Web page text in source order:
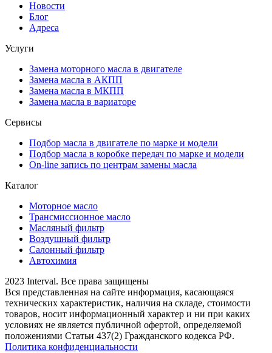
Новости
Блог
Адреса
Услуги
Замена моторного масла в двигателе
Замена масла в АКПП
Замена масла в МКПП
Замена масла в вариаторе
Сервисы
Подбор масла в двигателе по марке и модели
Подбор масла в коробке передач по марке и модели
On-line запись по центрам замены масла
Каталог
Моторное масло
Трансмиссионное масло
Масляный фильтр
Воздушный фильтр
Салонный фильтр
Автохимия
2023 Interval. Все права защищены
Вся представленная на сайте информация, касающаяся
технических характеристик, наличия на складе, стоимости
товаров, носит информационный характер и ни при каких
условиях не является публичной офертой, определяемой
положениями Статьи 437(2) Гражданского кодекса РФ.
Политика конфиденциальности